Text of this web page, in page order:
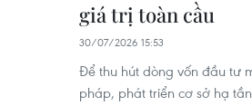
giá trị toàn cầu
30/07/2026 15:53
Để thu hút dòng vốn đầu tư
pháp, phát triển cơ sở hạ